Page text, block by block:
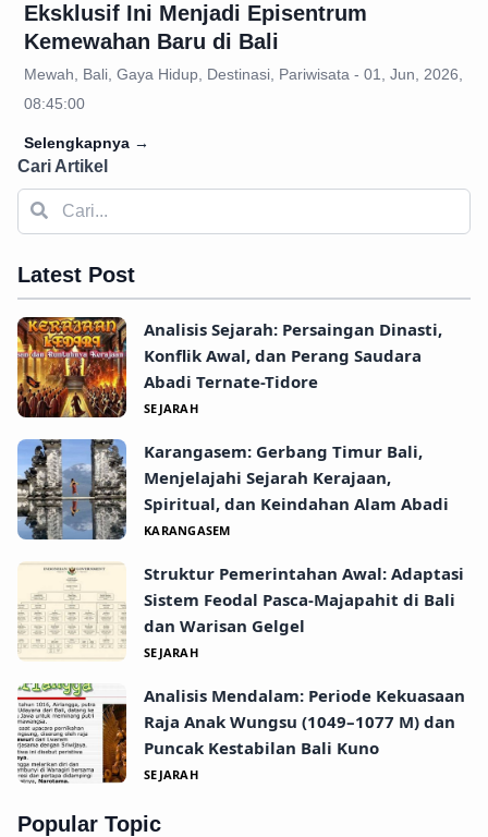
Eksklusif Ini Menjadi Episentrum
Kemewahan Baru di Bali
Mewah, Bali, Gaya Hidup, Destinasi, Pariwisata - 01, Jun, 2026,
08:45:00
Selengkapnya →
Cari Artikel
Latest Post
Analisis Sejarah: Persaingan Dinasti,
Konflik Awal, dan Perang Saudara
Abadi Ternate-Tidore
SEJARAH
Karangasem: Gerbang Timur Bali,
Menjelajahi Sejarah Kerajaan,
Spiritual, dan Keindahan Alam Abadi
KARANGASEM
Struktur Pemerintahan Awal: Adaptasi
Sistem Feodal Pasca-Majapahit di Bali
dan Warisan Gelgel
SEJARAH
Analisis Mendalam: Periode Kekuasaan
Raja Anak Wungsu (1049–1077 M) dan
Puncak Kestabilan Bali Kuno
SEJARAH
Popular Topic